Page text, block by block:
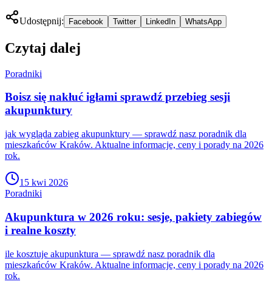
Udostępnij: Facebook Twitter LinkedIn WhatsApp
Czytaj dalej
Poradniki
Boisz się nakłuć igłami sprawdź przebieg sesji
akupunktury
jak wygląda zabieg akupunktury — sprawdź nasz poradnik dla
mieszkańców Kraków. Aktualne informacje, ceny i porady na 2026
rok.
15 kwi 2026
Poradniki
Akupunktura w 2026 roku: sesje, pakiety zabiegów
i realne koszty
ile kosztuje akupunktura — sprawdź nasz poradnik dla
mieszkańców Kraków. Aktualne informacje, ceny i porady na 2026
rok.